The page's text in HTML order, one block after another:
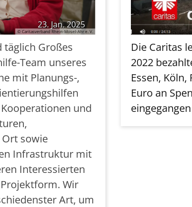
23. Jan. 2025
© Caritasverband Rhein-Mosel-Ahr e. V.
Großes
Team unseres
mit Planungs-,
und
sowie
Infrastruktur mit
Interessierten
Wir
Art, um
Die Caritas
2022
Essen,
Euro an